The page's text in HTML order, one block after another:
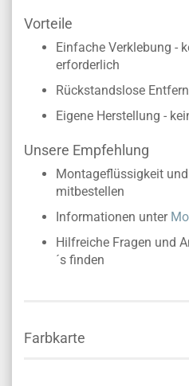
Vorteile
Einfache Verklebung -
erforderlich
Rückstandslose
Eigene Herstellung -
Unsere Empfehlung
Montageflüssigkeit
mitbestellen
Informationen unter
Hilfreiche Fragen und
´s finden
Farbkarte